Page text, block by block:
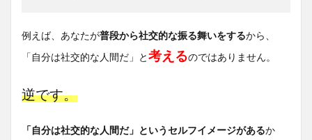
例えば、あなたが普段から社交的な振る舞いをするから、
「自分は社交的な人間だ」と考えるのではありません。
逆です。
「自分は社交的な人間だ」というセルフイメージがあるか